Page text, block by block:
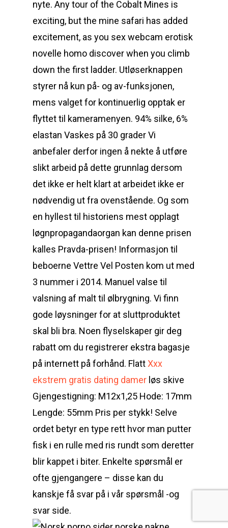
nyte. Any tour of the Cobalt Mines is
exciting, but the mine safari has added
excitement, as you sex webcam erotisk
novelle homo discover when you climb
down the first ladder. Utløserknappen
styrer nå kun på- og av-funksjonen,
mens valget for kontinuerlig opptak er
flyttet til kameramenyen. 94% silke, 6%
elastan Vaskes på 30 grader Vi
anbefaler derfor ingen å nekte å utføre
slikt arbeid på dette grunnlag dersom
det ikke er helt klart at arbeidet ikke er
nødvendig ut fra ovenstående. Og som
en hyllest til historiens mest opplagt
løgnpropagandaorgan kan denne prisen
kalles Pravda-prisen! Informasjon til
beboerne Vettre Vel Posten kom ut med
3 nummer i 2014. Manuel valse til
valsning af malt til ølbrygning. Vi finn
gode løysninger for at sluttproduktet
skal bli bra. Noen flyselskaper gir deg
rabatt om du registrerer ekstra bagasje
på internett på forhånd. FlattXxx
ekstrem gratis dating damer løs skive
Gjengestigning: M12x1,25 Hode: 17mm
Lengde: 55mm Pris per stykk! Selve
ordet betyr en type rett hvor man putter
fisk i en rulle med ris rundt som deretter
blir kappet i biter. Enkelte spørsmål er
ofte gjengangere – disse kan du
kanskje få svar på i vår spørsmål -og
svar side.